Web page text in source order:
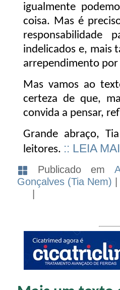
igualmente
coisa. Mas é
responsabilidade
indelicados e, mais
arrependimento por
Mas vamos ao
certeza de que,
convida a pensar,
Grande abraço,
leitores. :: LEIA
Publicado em
Gonçalves (Tia Nem)